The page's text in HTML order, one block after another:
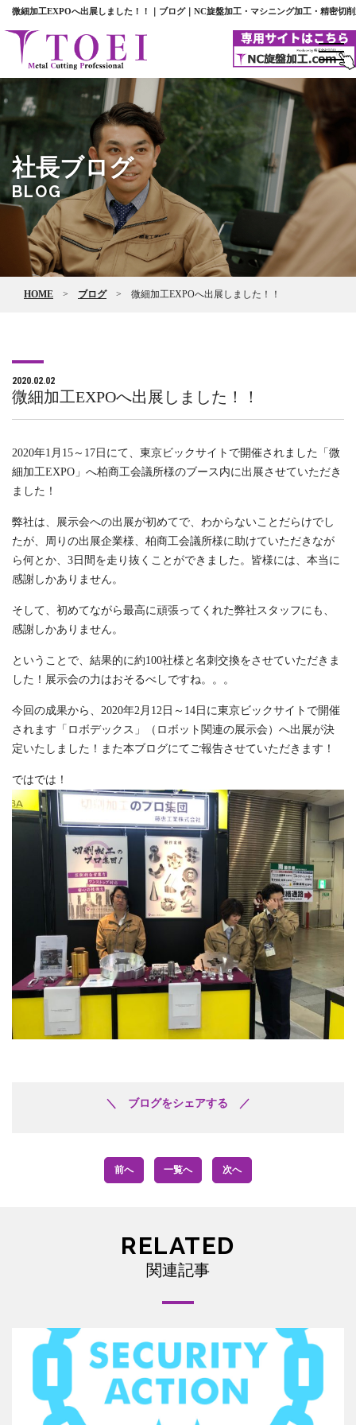
微細加工EXPOへ出展しました！！｜ブログ｜NC旋盤加工・マシニング加工・精密切
社長ブログ
BLOG
HOME > ブログ> 微細加工EXPOへ出展しました！！
2020.02.02
微細加工EXPOへ出展しました！！
2020年1月15～17日にて、東京ビックサイトで開催されました「微
細加工EXPO」へ柏商工会議所様のブース内に出展させていただき
ました！
弊社は、展示会への出展が初めてで、わからないことだらけでし
たが、周りの出展企業様、柏商工会議所様に助けていただきなが
ら何とか、3日間を走り抜くことができました。皆様には、本当に
感謝しかありません。
そして、初めてながら最高に頑張ってくれた弊社スタッフにも、
感謝しかありません。
ということで、結果的に約100社様と名刺交換をさせていただきま
した！展示会の力はおそるべしですね。。。
今回の成果から、2020年2月12日～14日に東京ビックサイトで開催
されます「ロボデックス」（ロボット関連の展示会）へ出展が決
定いたしました！また本ブログにてご報告させていただきます！
ではでは！
＼ ブログをシェアする ／
前へ 一覧へ 次へ
RELATED
関連記事